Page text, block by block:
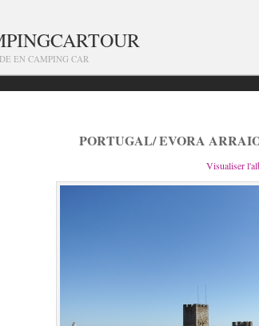
EN CAMPING CAR
PORTUGAL/ EVORA
Visualiser